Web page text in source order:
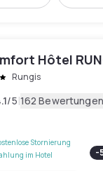
Hôtel
Rungis
/5|162 Bewertungen
Stornierung
im Hotel
-